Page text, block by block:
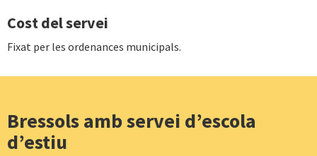
Cost del servei
Fixat per les ordenances municipals.
Bressols amb servei d’escola
d’estiu